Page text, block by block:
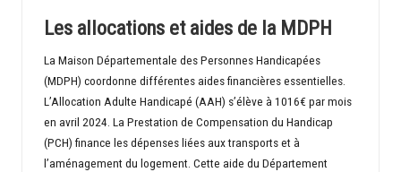
Les allocations et aides de la MDPH
La Maison Départementale des Personnes Handicapées
(MDPH) coordonne différentes aides financières essentielles.
L’Allocation Adulte Handicapé (AAH) s’élève à 1016€ par mois
en avril 2024. La Prestation de Compensation du Handicap
(PCH) finance les dépenses liées aux transports et à
l’aménagement du logement. Cette aide du Département